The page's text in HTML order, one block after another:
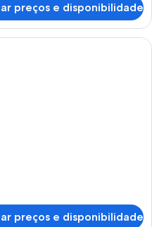
preços e disponibilidade
Quarto de hotel com uma cama de
preços e disponibilidade